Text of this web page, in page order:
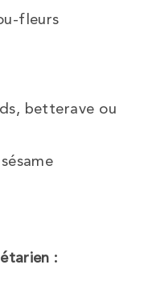
fleurs
betterave ou
: